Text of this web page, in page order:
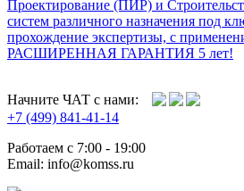
Проектирование (ПИР) и
систем различного назначения под
прохождение экспертизы, с
РАСШИРЕННАЯ ГАРАНТИЯ 5 лет!
Начните ЧАТ с нами:
+7 (499) 841-41-14
Работаем с 7:00 - 19:00
Email: info@komss.ru